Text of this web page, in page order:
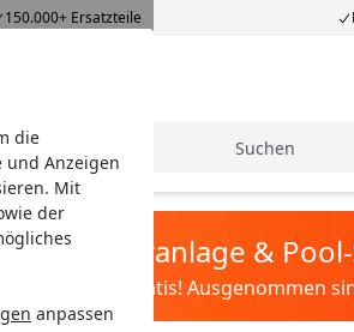
die
und Anzeigen
Mit
der
anpassen
150.000+ Ersatzteile
Suche
Sandfilteranlage &
Filter&Pflege gratis! Ausgenommen